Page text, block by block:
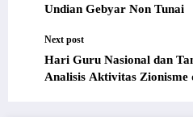
Undian Gebyar Non Tunai
Next post
Hari Guru Nasional dan
Analisis Aktivitas Zionisme